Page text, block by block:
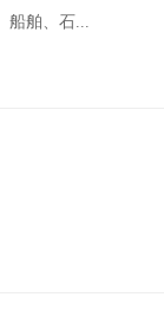
船舶、石...